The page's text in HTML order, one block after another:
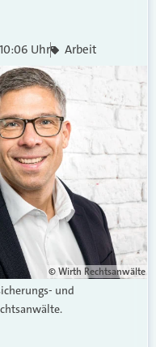
10:06 Uhr Arbeit
© Wirth Rechtsanwälte
und